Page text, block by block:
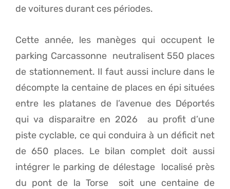
de voitures durant ces périodes.
Cette année, les manèges qui occupent le
parking Carcassonne neutralisent 550 places
de stationnement. Il faut aussi inclure dans le
décompte la centaine de places en épi situées
entre les platanes de l’avenue des Déportés
qui va disparaitre en 2026 au profit d’une
piste cyclable, ce qui conduira à un déficit net
de 650 places. Le bilan complet doit aussi
intégrer le parking de délestage localisé près
du pont de la Torse soit une centaine de